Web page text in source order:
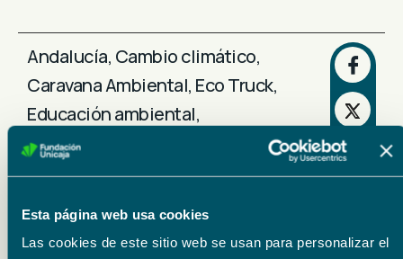
Esta página web usa cookies
Las cookies de este sitio web se usan para personalizar el
Andalucía, Cambio climático,
Caravana Ambiental, Eco Truck,
Educación ambiental,
Medioambiente
Protección
Ambiental Integrada,sostenibilidad